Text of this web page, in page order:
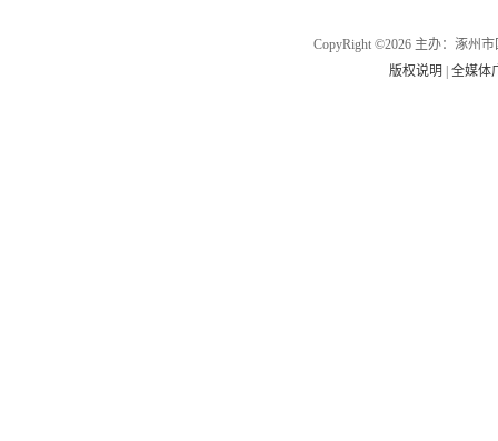
CopyRight ©2026 主办：涿州
版权说明
|全媒体